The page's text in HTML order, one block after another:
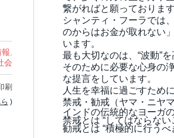
会
刷
)
繋がればと願っております
シャンティ・フーラでは
のからはお金が取れない
います。
最も大切なのは、“波動”を
そのために必要な心身の
な提言をしています。
人生を幸福に過ごすために
禁戒・勧戒（ヤマ・ニヤ
インドの伝統的なヨーガの
禁戒とは “してはならない
勧戒とは “積極的に行うべ